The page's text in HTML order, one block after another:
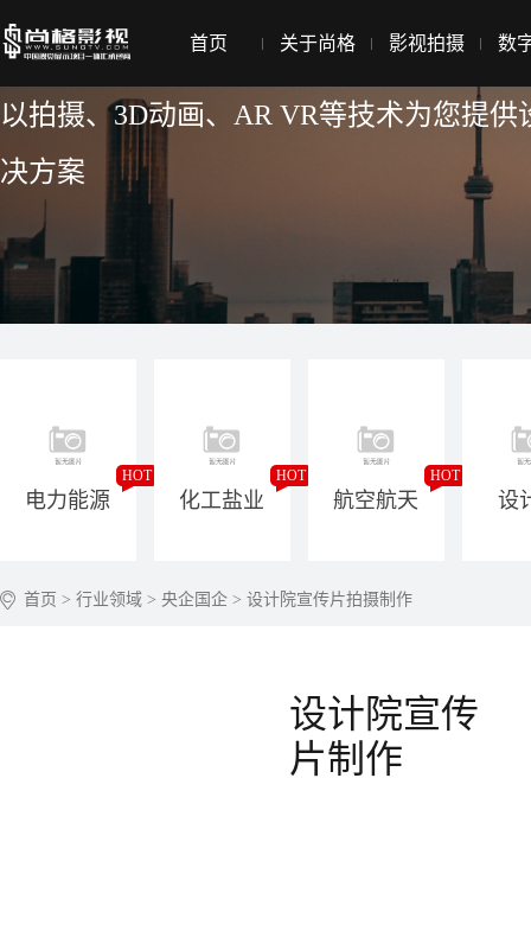
首页 关于尚格 影视拍摄 数
设计院宣传片拍摄制作
以拍摄、3D动画、AR VR等技术为您提
决方案
电力能源
HOT
化工盐业
HOT
航空航天
HOT
设
首页 > 行业领域 > 央企国企 > 设计院宣传片拍摄制作
设计院宣传
片制作